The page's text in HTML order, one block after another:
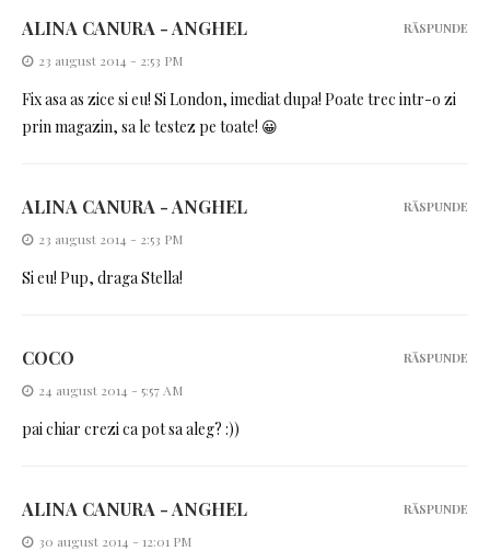
ALINA CANURA - ANGHEL
23 august 2014 - 2:53 PM
Fix asa as zice si eu! Si London, imediat dupa! Poate trec intr-o zi
prin magazin, sa le testez pe toate! 😀
RĂSPUNDE
ALINA CANURA - ANGHEL
23 august 2014 - 2:53 PM
Si eu! Pup, draga Stella!
RĂSPUNDE
COCO
24 august 2014 - 5:57 AM
pai chiar crezi ca pot sa aleg? :))
RĂSPUNDE
ALINA CANURA - ANGHEL
30 august 2014 - 12:01 PM
RĂSPUNDE